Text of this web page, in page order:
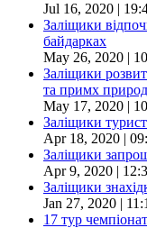
Jul 16, 2020 |
Заліщики
байдарках
May 26, 2020 |
Заліщики
та примх
May 17, 2020 |
Заліщики
Apr 18, 2020 |
Заліщики
Apr 9, 2020 |
Заліщики
Jan 27, 2020 |
17 тур